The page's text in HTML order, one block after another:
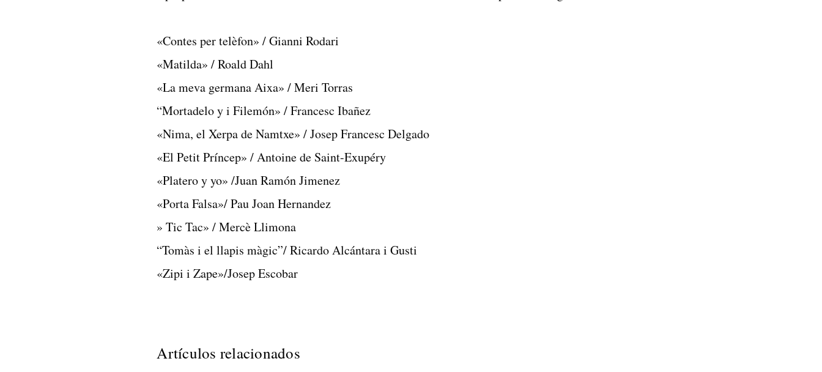
«Contes per telèfon» / Gianni Rodari
«Matilda» / Roald Dahl
«La meva germana Aixa» / Meri Torras
“Mortadelo y i Filemón» / Francesc Ibañez
«Nima, el Xerpa de Namtxe» / Josep Francesc Delgado
«El Petit Príncep» / Antoine de Saint-Exupéry
«Platero y yo» /Juan Ramón Jimenez
«Porta Falsa»/ Pau Joan Hernandez
» Tic Tac» / Mercè Llimona
“Tomàs i el llapis màgic”/ Ricardo Alcántara i Gusti
«Zipi i Zape»/Josep Escobar
Artículos relacionados